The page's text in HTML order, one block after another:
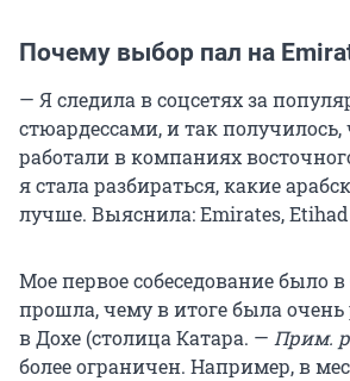
Почему выбор пал на
— Я следила в соцсетях за
стюардессами, и так получилось,
работали в компаниях
я стала разбираться, какие
лучше. Выяснила: Emirates, Etihad
Мое первое собеседование было в
прошла, чему в итоге была очень
в Дохе (столица Катара. — Прим.
более ограничен. Например, в